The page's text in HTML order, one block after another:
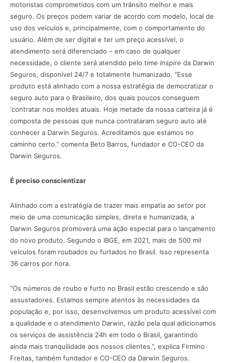
motoristas comprometidos com um trânsito melhor e mais
seguro. Os preços podem variar de acordo com modelo, local de
uso dos veículos e, principalmente, com o comportamento do
usuário. Além de ser digital e ter um preço acessível, o
atendimento será diferenciado – em caso de qualquer
necessidade, o cliente será atendido pelo time Inspire da Darwin
Seguros, disponível 24/7 e totalmente humanizado. “Esse
produto está alinhado com a nossa estratégia de democratizar o
seguro auto para o Brasileiro, dos quais poucos conseguem
‘contratar nos moldes atuais. Hoje metade da nossa carteira já é
composta de pessoas que nunca contrataram seguro auto até
conhecer a Darwin Seguros. Acreditamos que estamos no
caminho certo.” comenta Beto Barros, fundador e CO-CEO da
Darwin Seguros.
É preciso conscientizar
Alinhado com a estratégia de trazer mais empatia ao setor por
meio de uma comunicação simples, direta e humanizada, a
Darwin Seguros promoverá uma ação especial para o lançamento
do novo produto. Segundo o IBGE, em 2021, mais de 500 mil
veículos foram roubados ou furtados no Brasil. Isso representa
36 carros por hora.
“Os números de roubo e furto no Brasil estão crescendo e são
assustadores. Estamos sempre atentos às necessidades da
população e, por isso, desenvolvemos um produto acessível com
a qualidade e o atendimento Darwin, razão pela qual adicionamos
os serviços de assistência 24h em todo o Brasil, garantindo
ainda mais tranquilidade aos nossos clientes.”, explica Firmino
Freitas, também fundador e CO-CEO da Darwin Seguros.